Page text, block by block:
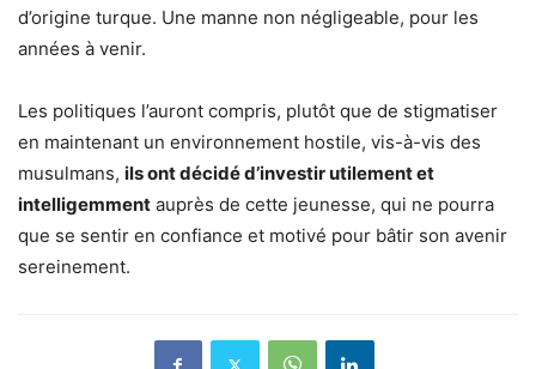
d’origine turque. Une manne non négligeable, pour les
années à venir.
Les politiques l’auront compris, plutôt que de stigmatiser
en maintenant un environnement hostile, vis-à-vis des
musulmans, ils ont décidé d’investir utilement et
intelligemment auprès de cette jeunesse, qui ne pourra
que se sentir en confiance et motivé pour bâtir son avenir
sereinement.